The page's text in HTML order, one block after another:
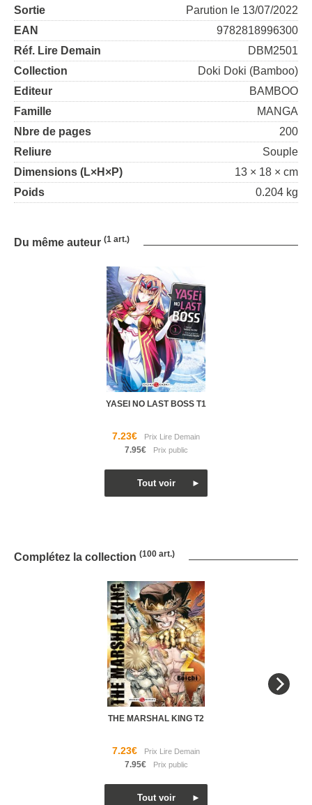
Sortie
Parution le 13/07/2022
EAN
9782818996300
Réf. Lire Demain
DBM2501
Collection
Doki Doki (Bamboo)
Editeur
BAMBOO
Famille
MANGA
Nbre de pages
200
Reliure
Souple
Dimensions (L×H×P)
13 × 18 × cm
Poids
0.204 kg
Du même auteur (1 art.)
YASEI NO LAST BOSS T1
7.23€
7.95€
Complétez la collection (100 art.)
THE MARSHAL KING T2
7.23€
7.95€